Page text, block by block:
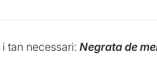
tan necessari: Negratade